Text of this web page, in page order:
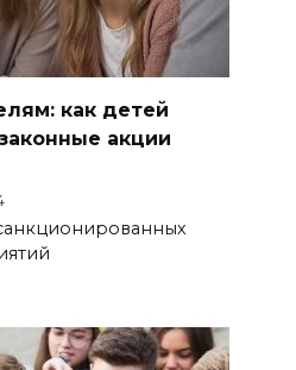
как детей
акции